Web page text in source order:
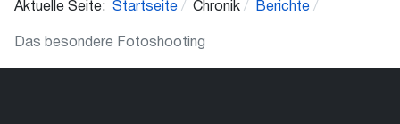
Aktuelle Seite: Startseite Chronik Berichte
Das besondere Fotoshooting